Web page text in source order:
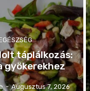
táplálkozás:
gyökerekhez
- Augusztus 7, 2026